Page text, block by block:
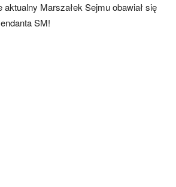
Marszałek Sejmu obawiał się
SM!